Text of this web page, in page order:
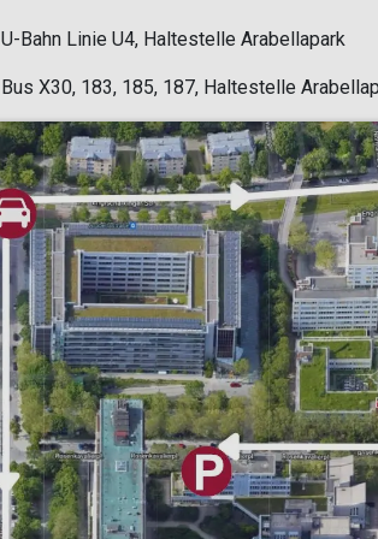
U-Bahn Linie U4, Haltestelle Arabellapark
Bus X30, 183, 185, 187, Haltestelle